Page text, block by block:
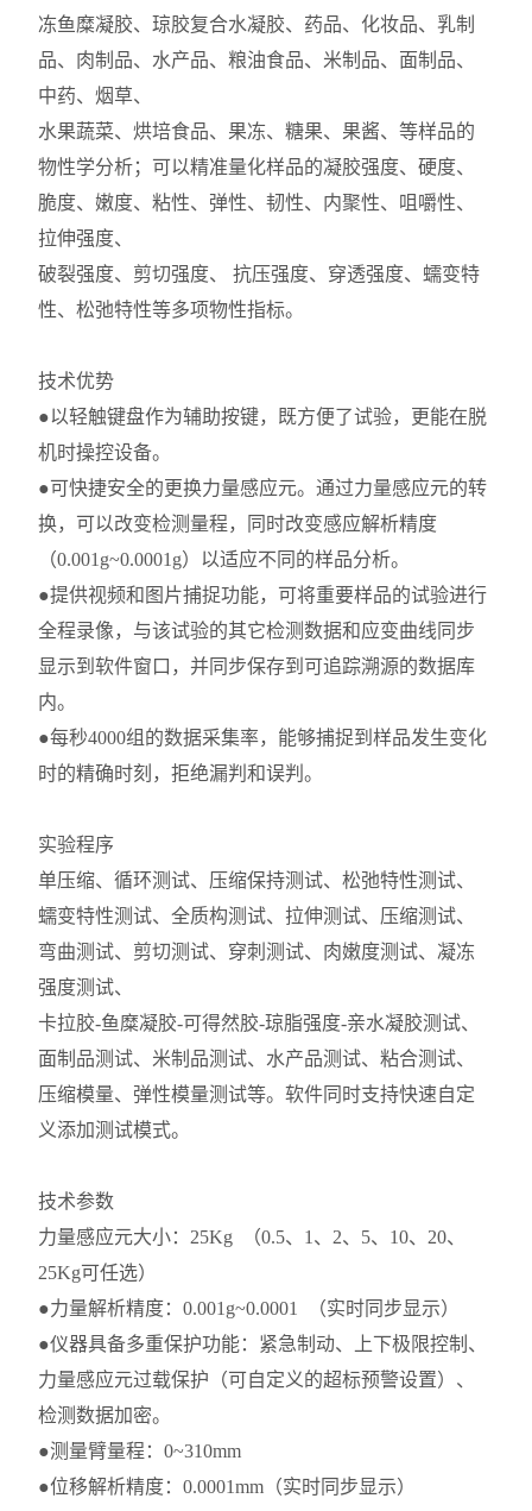
冻鱼糜凝胶、琼胶复合水凝胶、药品、化妆品、乳制
品、肉制品、水产品、粮油食品、米制品、面制品、
中药、烟草、
水果蔬菜、烘培食品、果冻、糖果、果酱、等样品的
物性学分析；可以精准量化样品的凝胶强度、硬度、
脆度、嫩度、粘性、弹性、韧性、内聚性、咀嚼性、
拉伸强度、
破裂强度、剪切强度、 抗压强度、穿透强度、蠕变特
性、松弛特性等多项物性指标。
技术优势
●以轻触键盘作为辅助按键，既方便了试验，更能在脱
机时操控设备。
●可快捷安全的更换力量感应元。通过力量感应元的转
换，可以改变检测量程，同时改变感应解析精度
（0.001g~0.0001g）以适应不同的样品分析。
●提供视频和图片捕捉功能，可将重要样品的试验进行
全程录像，与该试验的其它检测数据和应变曲线同步
显示到软件窗口，并同步保存到可追踪溯源的数据库
内。
●每秒4000组的数据采集率，能够捕捉到样品发生变化
时的精确时刻，拒绝漏判和误判。
实验程序
单压缩、循环测试、压缩保持测试、松弛特性测试、
蠕变特性测试、全质构测试、拉伸测试、压缩测试、
弯曲测试、剪切测试、穿刺测试、肉嫩度测试、凝冻
强度测试、
卡拉胶-鱼糜凝胶-可得然胶-琼脂强度-亲水凝胶测试、
面制品测试、米制品测试、水产品测试、粘合测试、
压缩模量、弹性模量测试等。软件同时支持快速自定
义添加测试模式。
技术参数
力量感应元大小：25Kg （0.5、1、2、5、10、20、
25Kg可任选）
●力量解析精度：0.001g~0.0001 （实时同步显示）
●仪器具备多重保护功能：紧急制动、上下极限控制、
力量感应元过载保护（可自定义的超标预警设置）、
检测数据加密。
●测量臂量程：0~310mm
●位移解析精度：0.0001mm（实时同步显示）